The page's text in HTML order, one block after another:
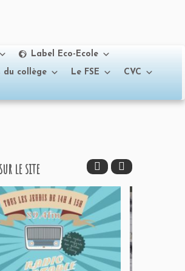
Label Eco-Ecole
du collège Le FSE
CVC
le site